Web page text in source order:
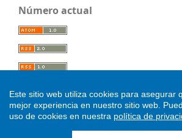
Número actual
Este sitio web utiliza cookies para asegurar
mejor experiencia en nuestro sitio web.
uso de cookies en nuestra política de